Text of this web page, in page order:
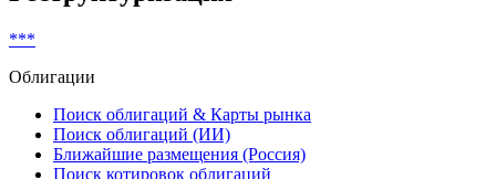
Реструктуризация
Облигации